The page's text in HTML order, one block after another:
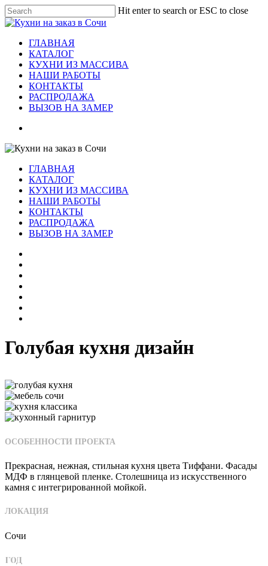
Skip
to
main
content
Hit enter to search or ESC to close
Close
Menu
ГЛАВНАЯ
КАТАЛОГ
КУХНИ ИЗ МАССИВА
НАШИ РАБОТЫ
КОНТАКТЫ
РАСПРОДАЖА
ВЫЗОВ НА ЗАМЕР
ГЛАВНАЯ
КАТАЛОГ
КУХНИ ИЗ МАССИВА
НАШИ РАБОТЫ
КОНТАКТЫ
РАСПРОДАЖА
ВЫЗОВ НА ЗАМЕР
Голубая кухня дизайн
ОСОБЕННОСТИ ПРОЕКТА
Прекрасная, нежная, стильная кухня цвета Тиффани. Фасады
МДФ в глянцевой пленке. Столешница из искусственного
камня с интегрированной мойкой.
ЛОКАЦИЯ
Сочи
ГОД